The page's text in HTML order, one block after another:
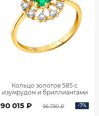
Кольцо золотое 585 с
изумрудом и бриллиантами
90 015 ₽ 96 790 ₽ -7%